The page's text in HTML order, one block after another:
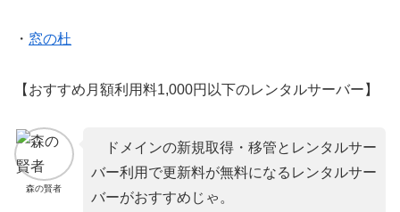
・ 窓の杜
【おすすめ月額利用料1,000円以下のレンタルサーバー】
森の賢者
ドメインの新規取得・移管とレンタルサー
バー利用で更新料が無料になるレンタルサー
バーがおすすめじゃ。